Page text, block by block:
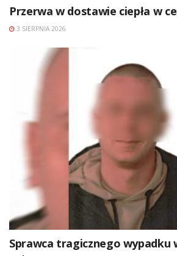
Przerwa w dostawie ciepła w
3 SIERPNIA 2026
Sprawca tragicznego wypadku